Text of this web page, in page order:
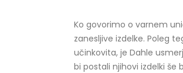
Ko govorimo o varnem
zanesljive izdelke. Poleg
učinkovita, je Dahle
bi postali njihovi izdelki še